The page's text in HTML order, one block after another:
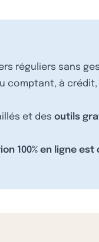
réguliers sans
comptant, à crédit,
et des outils
100% en ligne est